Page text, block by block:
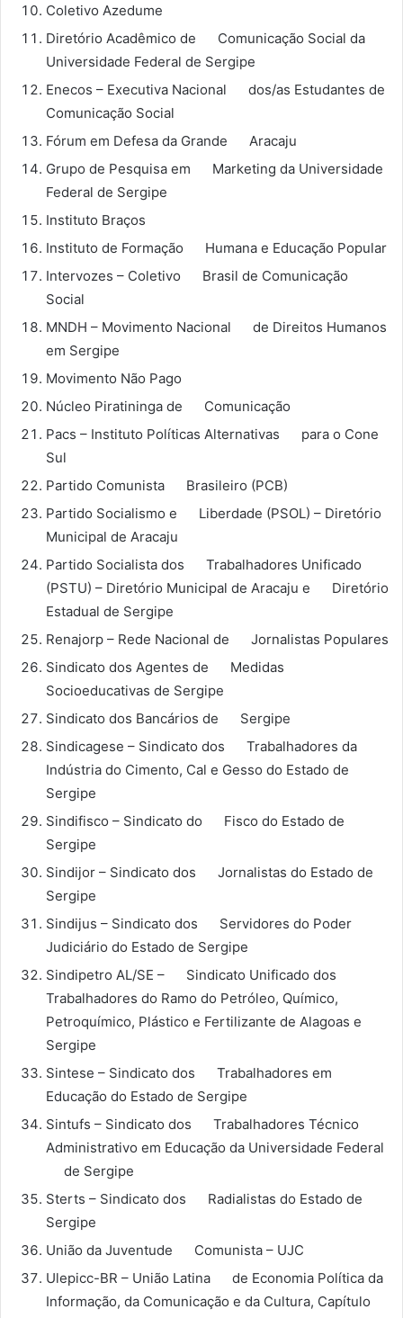
Coletivo Azedume
Diretório Acadêmico de Comunicação Social da
Universidade Federal de Sergipe
Enecos – Executiva Nacional dos/as Estudantes de
Comunicação Social
Fórum em Defesa da Grande Aracaju
Grupo de Pesquisa em Marketing da Universidade
Federal de Sergipe
Instituto Braços
Instituto de Formação Humana e Educação Popular
Intervozes – Coletivo Brasil de Comunicação
Social
MNDH – Movimento Nacional de Direitos Humanos
em Sergipe
Movimento Não Pago
Núcleo Piratininga de Comunicação
Pacs – Instituto Políticas Alternativas para o Cone
Sul
Partido Comunista Brasileiro (PCB)
Partido Socialismo e Liberdade (PSOL) – Diretório
Municipal de Aracaju
Partido Socialista dos Trabalhadores Unificado
(PSTU) – Diretório Municipal de Aracaju e Diretório
Estadual de Sergipe
Renajorp – Rede Nacional de Jornalistas Populares
Sindicato dos Agentes de Medidas
Socioeducativas de Sergipe
Sindicato dos Bancários de Sergipe
Sindicagese – Sindicato dos Trabalhadores da
Indústria do Cimento, Cal e Gesso do Estado de
Sergipe
Sindifisco – Sindicato do Fisco do Estado de
Sergipe
Sindijor – Sindicato dos Jornalistas do Estado de
Sergipe
Sindijus – Sindicato dos Servidores do Poder
Judiciário do Estado de Sergipe
Sindipetro AL/SE – Sindicato Unificado dos
Trabalhadores do Ramo do Petróleo, Químico,
Petroquímico, Plástico e Fertilizante de Alagoas e
Sergipe
Sintese – Sindicato dos Trabalhadores em
Educação do Estado de Sergipe
Sintufs – Sindicato dos Trabalhadores Técnico
Administrativo em Educação da Universidade Federal
de Sergipe
Sterts – Sindicato dos Radialistas do Estado de
Sergipe
União da Juventude Comunista – UJC
Ulepicc-BR – União Latina de Economia Política da
Informação, da Comunicação e da Cultura, Capítulo